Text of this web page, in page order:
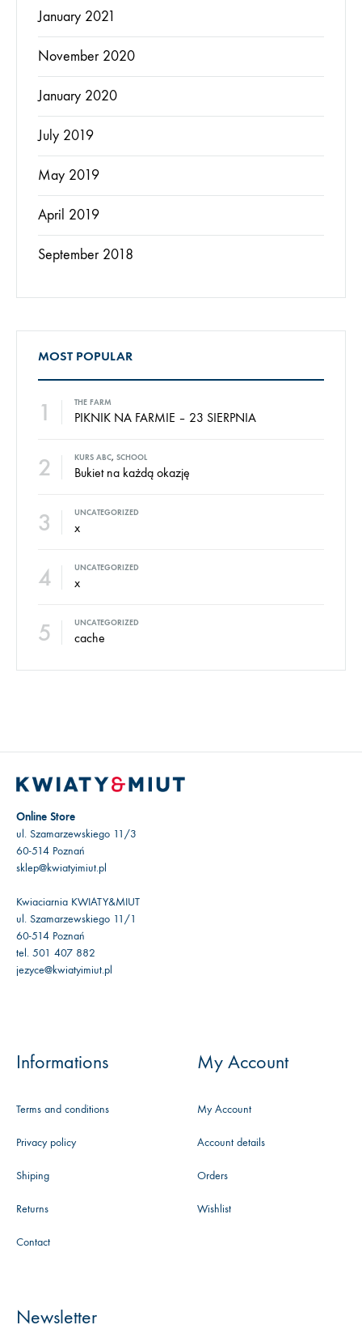
January 2021
November 2020
January 2020
July 2019
May 2019
April 2019
September 2018
MOST POPULAR
1 THE FARM
PIKNIK NA FARMIE – 23 SIERPNIA
2 KURS ABC, SCHOOL
Bukiet na każdą okazję
3 UNCATEGORIZED
x
4 UNCATEGORIZED
x
5 UNCATEGORIZED
cache
Online Store
ul. Szamarzewskiego 11/3
60-514 Poznań
sklep@kwiatyimiut.pl
Kwiaciarnia KWIATY&MIUT
ul. Szamarzewskiego 11/1
60-514 Poznań
tel. 501 407 882
jezyce@kwiatyimiut.pl
Informations
Terms and conditions
Privacy policy
Shiping
Returns
Contact
My Account
My Account
Account details
Orders
Wishlist
Newsletter